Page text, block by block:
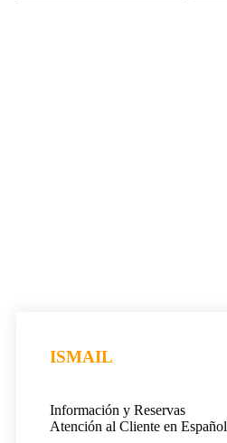
ISMAIL
Información y Reservas
Atención al Cliente en Español